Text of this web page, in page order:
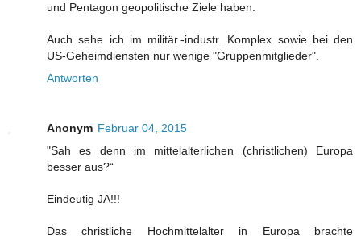
und Pentagon geopolitische Ziele haben.
Auch sehe ich im militär.-industr. Komplex sowie bei den
US-Geheimdiensten nur wenige "Gruppenmitglieder".
Antworten
Anonym Februar 04, 2015
"Sah es denn im mittelalterlichen (christlichen) Europa
besser aus?“
Eindeutig JA!!!
Das christliche Hochmittelalter in Europa brachte